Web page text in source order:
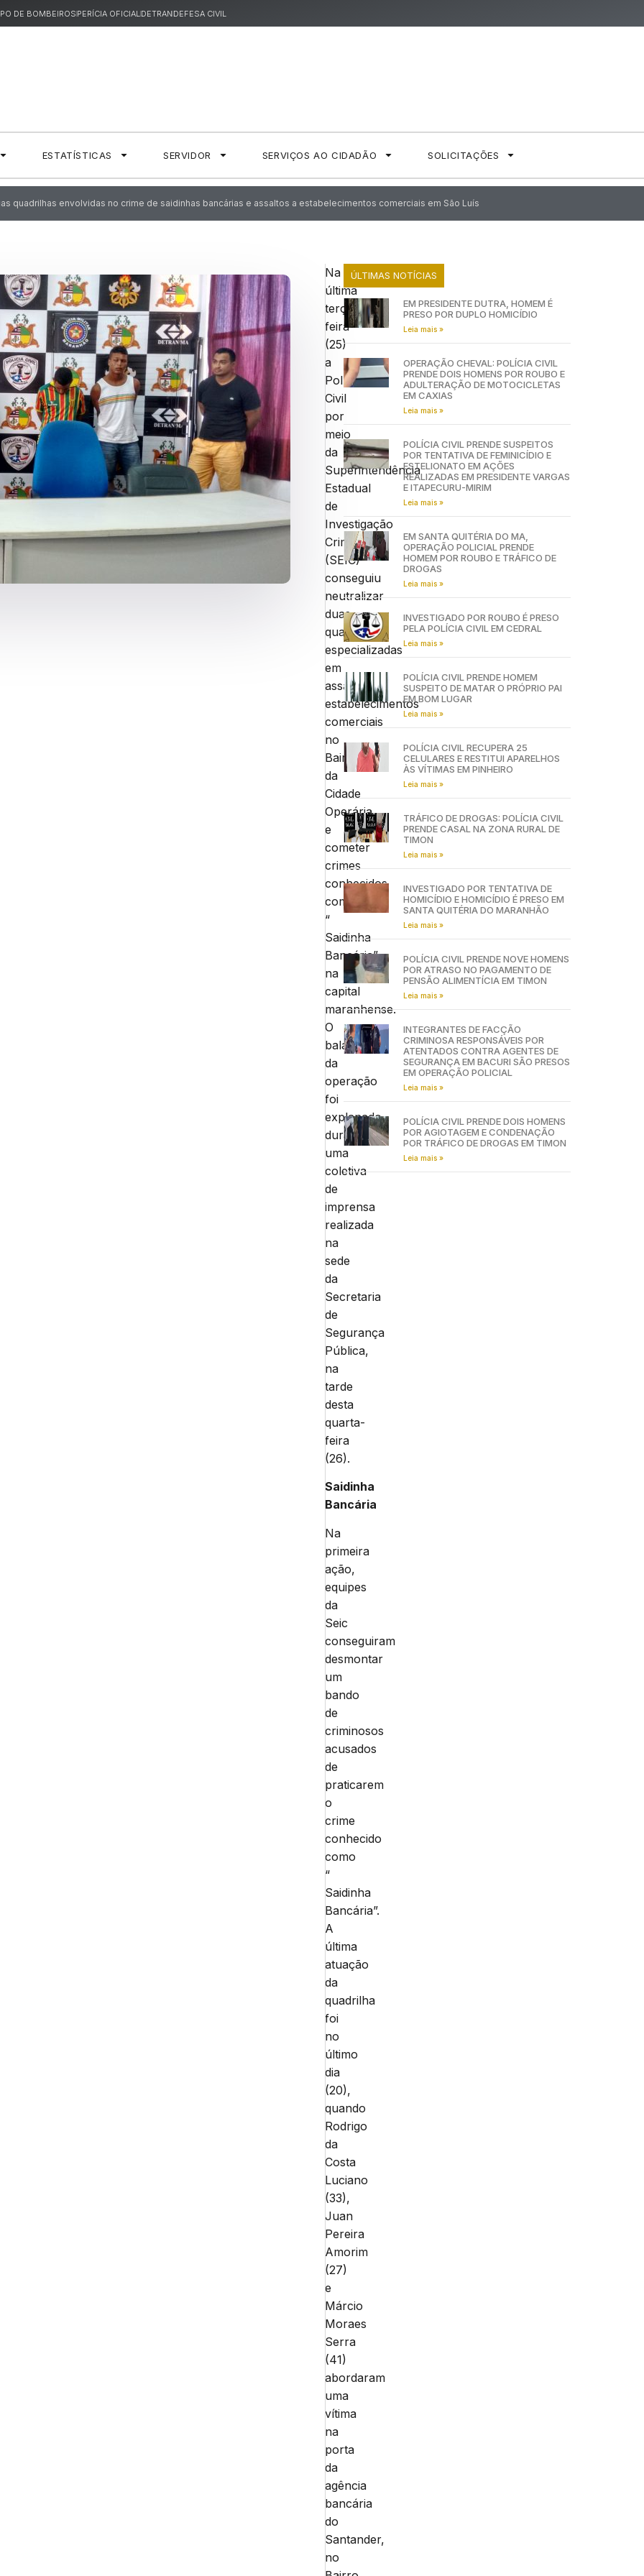
DE BOMBEIROSPERÍCIA OFICIALDETRANDEFESA CIVIL
ESTATÍSTICAS SERVIDOR SERVIÇOS AO CIDADÃO SOLICITAÇÕES
quadrilhas envolvidas no crime de saidinhas bancárias e assaltos a estabelecimentos comerciais em São Luís
Na
última
terça-
feira
(25)
a
Polícia
Civil
por
meio
da
Superintendência
Estadual
de
Investigação
Criminal
(SEIC)
conseguiu
neutralizar
duas
quadrilhas
especializadas
em
assaltar
estabelecimentos
comerciais
no
Bairro
da
Cidade
Operária
e
cometer
crimes
conhecidos
como
“
Saidinha
Bancária”
na
capital
maranhense.
O
balanço
da
operação
foi
explanado
durante
uma
coletiva
de
imprensa
realizada
na
sede
da
Secretaria
de
Segurança
Pública,
na
tarde
desta
quarta-
feira
(26).
Saidinha
Bancária
Na
primeira
ação,
equipes
da
Seic
conseguiram
desmontar
um
bando
de
criminosos
acusados
de
praticarem
o
crime
conhecido
como
“
Saidinha
Bancária”.
A
última
atuação
da
quadrilha
foi
no
último
dia
(20),
quando
Rodrigo
da
Costa
Luciano
(33),
Juan
Pereira
Amorim
(27)
e
Márcio
Moraes
Serra
(41)
abordaram
uma
vítima
na
porta
da
agência
bancária
do
Santander,
no
ÚLTIMAS NOTÍCIAS
EM PRESIDENTE DUTRA, HOMEM É
PRESO POR DUPLO HOMICÍDIO
Leia mais »
OPERAÇÃO CHEVAL: POLÍCIA CIVIL
PRENDE DOIS HOMENS POR ROUBO E
ADULTERAÇÃO DE MOTOCICLETAS
EM CAXIAS
Leia mais »
POLÍCIA CIVIL PRENDE SUSPEITOS
POR TENTATIVA DE FEMINICÍDIO E
ESTELIONATO EM AÇÕES
REALIZADAS EM PRESIDENTE VARGAS
E ITAPECURU-MIRIM
Leia mais »
EM SANTA QUITÉRIA DO MA,
OPERAÇÃO POLICIAL PRENDE
HOMEM POR ROUBO E TRÁFICO DE
DROGAS
Leia mais »
INVESTIGADO POR ROUBO É PRESO
PELA POLÍCIA CIVIL EM CEDRAL
Leia mais »
POLÍCIA CIVIL PRENDE HOMEM
SUSPEITO DE MATAR O PRÓPRIO PAI
EM BOM LUGAR
Leia mais »
POLÍCIA CIVIL RECUPERA 25
CELULARES E RESTITUI APARELHOS
ÀS VÍTIMAS EM PINHEIRO
Leia mais »
TRÁFICO DE DROGAS: POLÍCIA CIVIL
PRENDE CASAL NA ZONA RURAL DE
TIMON
Leia mais »
INVESTIGADO POR TENTATIVA DE
HOMICÍDIO E HOMICÍDIO É PRESO EM
SANTA QUITÉRIA DO MARANHÃO
Leia mais »
POLÍCIA CIVIL PRENDE NOVE HOMENS
POR ATRASO NO PAGAMENTO DE
PENSÃO ALIMENTÍCIA EM TIMON
Leia mais »
INTEGRANTES DE FACÇÃO
CRIMINOSA RESPONSÁVEIS POR
ATENTADOS CONTRA AGENTES DE
SEGURANÇA EM BACURI SÃO PRESOS
EM OPERAÇÃO POLICIAL
Leia mais »
POLÍCIA CIVIL PRENDE DOIS HOMENS
POR AGIOTAGEM E CONDENAÇÃO
POR TRÁFICO DE DROGAS EM TIMON
Leia mais »